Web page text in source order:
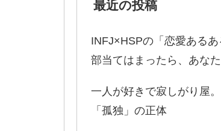
最近の投稿
INFJ×HSPの「恋愛ある
部当てはまったら、あな
一人が好きで寂しがり屋
「孤独」の正体